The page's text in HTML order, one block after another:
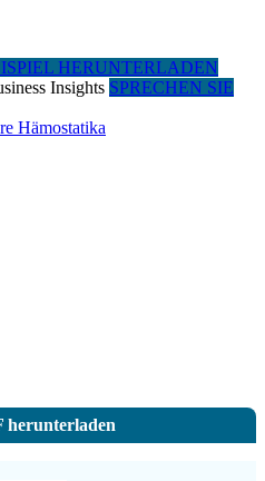
HERUNTERLADEN
SPRECHEN SIE
herunterladen